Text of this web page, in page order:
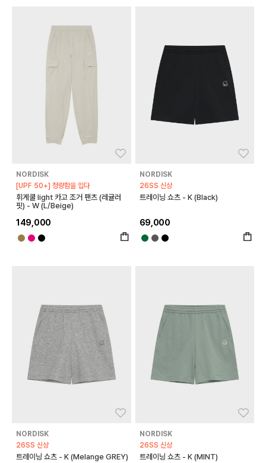
NORDISK
[UPF 50+] 청량함을 입다
휘게쿨 light 카고 조거 팬츠 (레귤러
핏) - W (L/Beige)
149,000
NORDISK
26SS 신상
트레이닝 쇼츠 - K (Black)
69,000
NORDISK
26SS 신상
트레이닝 쇼츠 - K (Melange GREY)
NORDISK
26SS 신상
트레이닝 쇼츠 - K (MINT)